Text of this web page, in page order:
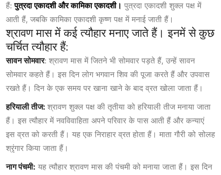
हैं:पुत्रदा एकादशी और कामिका एकादशी। पुत्रदा एकादशी शुक्ल पक्ष में
आती हैं, जबकि कामिका एकादशी कृष्ण पक्ष में मनाई जाती हैं।
श्रावण मास में कई त्यौहार मनाए जाते हैं। इनमें से कुछ
चर्चित त्यौहार हैं:
सावन सोमवार: श्रावण मास में जितने भी सोमवार पड़ते हैं, उन्हें सावन
सोमवार कहते हैं। इस दिन लोग भगवान शिव की पूजा करते हैं और उपवास
रखते हैं। दिन के एक समय पर खाना खाने के बाद व्रत खोला जाता हैं।
हरियाली तीज: श्रावण शुक्ल पक्ष की तृतीया को हरियाली तीज मनाया जाता
हैं। इस त्यौहार में नवविवाहिता अपने परिवार के पास आती हैं और कन्याएं
इस व्रत को करती हैं। यह एक निराहार व्रत होता हैं। माता गौरी को सोलह
श्रृंगार किया जाता हैं।
नाग पंचमी: यह त्यौहार श्रावण मास की पंचमी को मनाया जाता हैं। इस दिन